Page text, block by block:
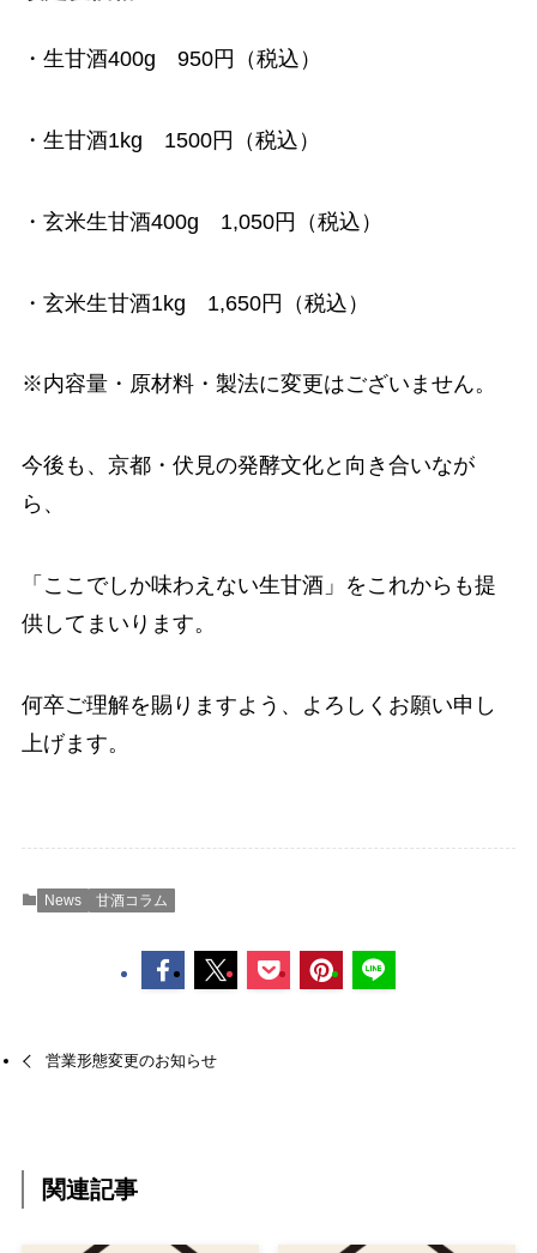
・生甘酒400g 950円（税込）
・生甘酒1kg 1500円（税込）
・玄米生甘酒400g 1,050円（税込）
・玄米生甘酒1kg 1,650円（税込）
※内容量・原材料・製法に変更はございません。
今後も、京都・伏見の発酵文化と向き合いなが
ら、
「ここでしか味わえない生甘酒」をこれからも提
供してまいります。
何卒ご理解を賜りますよう、よろしくお願い申し
上げます。
News 甘酒コラム
営業形態変更のお知らせ
関連記事